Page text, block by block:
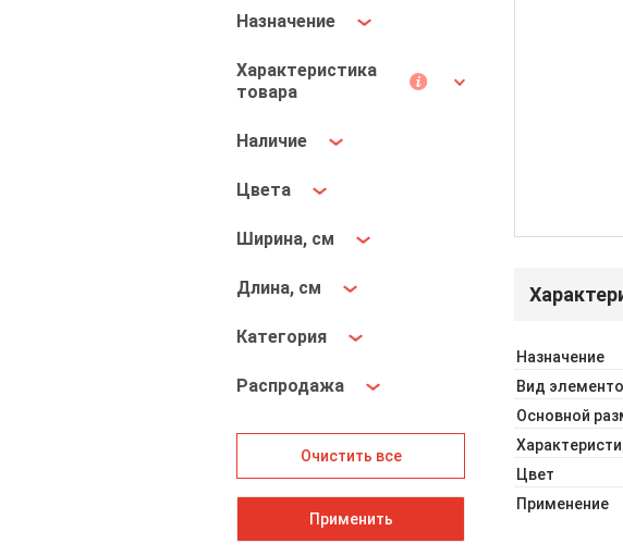
Назначение
Характеристика
товара
Наличие
Цвета
Ширина, см
Длина, см
Категория
Распродажа
Очистить все
Применить
Назначение
Вид
Основной
Цвет
Применение